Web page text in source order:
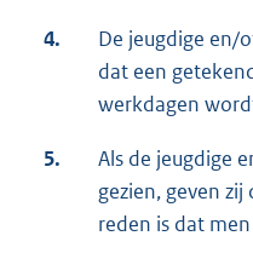
4.
De jeugdige en/
dat een
werkdagen
5.
Als de jeugdige
gezien, geven
reden is dat